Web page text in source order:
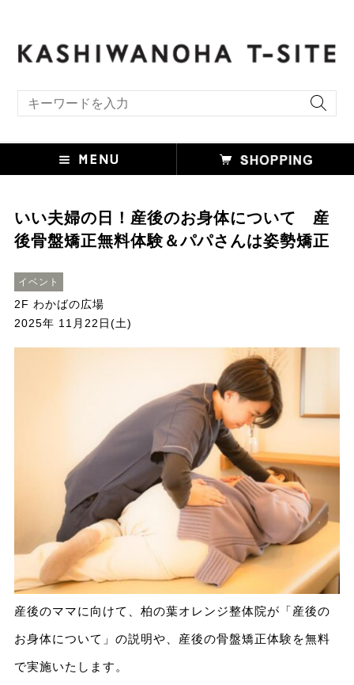
いい夫婦の日！産後のお身体について 産
後骨盤矯正無料体験＆パパさんは姿勢矯正
イベント
2F わかばの広場
2025年 11月22日(土)
産後のママに向けて、柏の葉オレンジ整体院が「産後の
お身体について」の説明や、産後の骨盤矯正体験を無料
で実施いたします。